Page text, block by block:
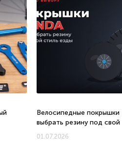
Велосипедные покрышки
выбрать резину под
01.07.2026